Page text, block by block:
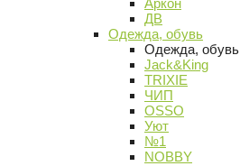
Аркон
ДВ
Одежда, обувь
Одежда, обувь
Jack&King
TRIXIE
ЧИП
OSSO
Уют
№1
NOBBY